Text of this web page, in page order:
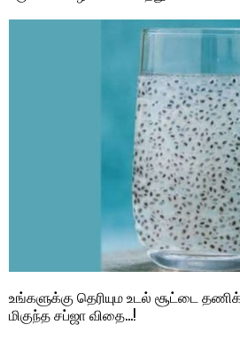
உங்களுக்கு தெரியும உடல் சூட்டை
மிகுந்த சப்ஜா விதை…!